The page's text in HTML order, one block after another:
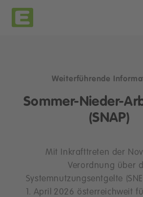
Weiterführende
Sommer-Nieder-
(SNAP)
Mit Inkrafttreten der
Verordnung über
Systemnutzungsentgelte
1. April 2026 österreichweit